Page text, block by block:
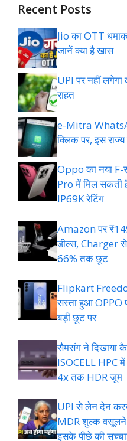
Recent Posts
Jio का OTT
जानें क्या है खास
UPI पर नहीं लगेगा
राहत
e-Mitra
क्लिक पर, इस
Oppo का नया F-
Pro में मिल
IP69K रेटिंग
Amazon पर
डील्स, Charger
66% तक छूट
Flipkart
सस्ता हुआ
बड़ी छूट पर
सैमसंग ने दिखाया
ISOCELL HPC
4x तक HDR जूम
UPI से लेन देन
MDR शुल्क वसूलने
इसके पीछे की